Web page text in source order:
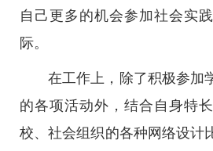
自己更多的机会参加社会实
际。
在工作上，除了积极参加
的各项活动外，结合自身特
校、社会组织的各种网络设计